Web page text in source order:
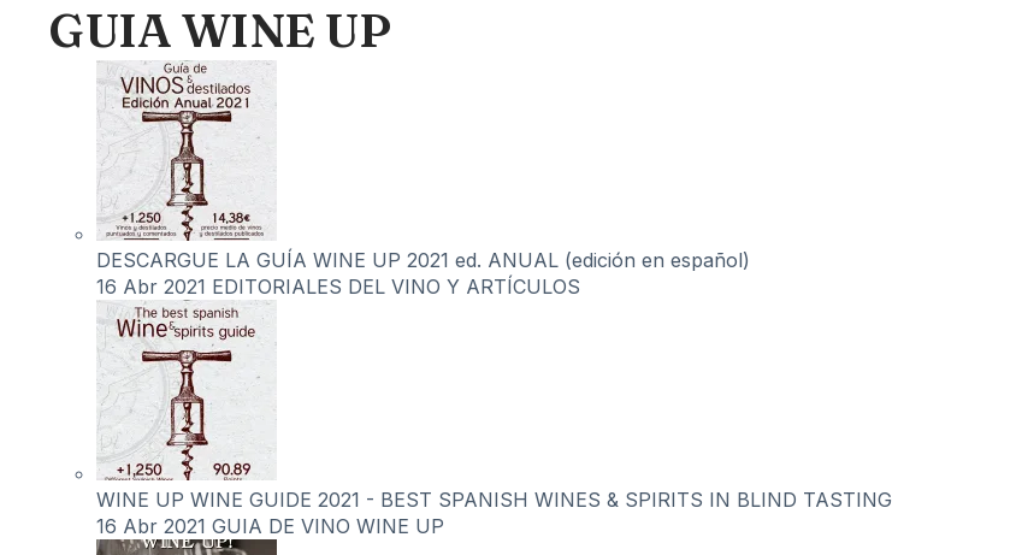
GUIA WINE UP
DESCARGUE LA GUÍA WINE UP 2021 ed. ANUAL (edición en español)
16 Abr 2021 EDITORIALES DEL VINO Y ARTÍCULOS
WINE UP WINE GUIDE 2021 - BEST SPANISH WINES & SPIRITS IN BLIND TASTING
16 Abr 2021 GUIA DE VINO WINE UP